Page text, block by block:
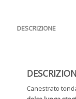
DESCRIZIONE
Canestrato